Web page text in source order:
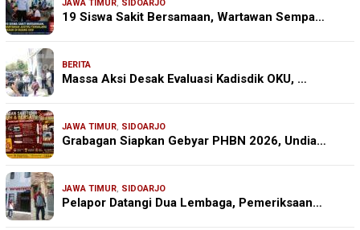
JAWA TIMUR, SIDOARJO
19 Siswa Sakit Bersamaan, Wartawan Sempa…
BERITA
Massa Aksi Desak Evaluasi Kadisdik OKU, …
JAWA TIMUR, SIDOARJO
Grabagan Siapkan Gebyar PHBN 2026, Undia…
JAWA TIMUR, SIDOARJO
Pelapor Datangi Dua Lembaga, Pemeriksaan…